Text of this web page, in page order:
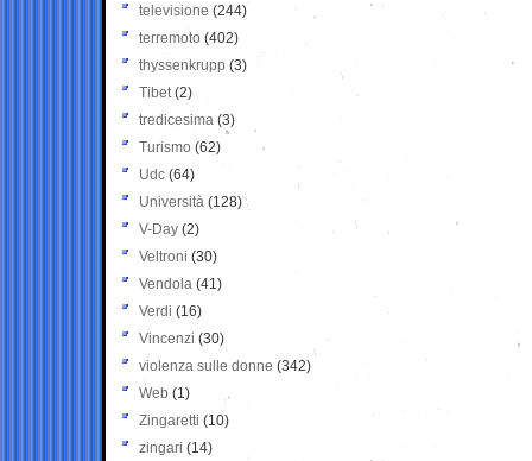
televisione(244)
terremoto (402)
thyssenkrupp (3)
Tibet(2)
tredicesima (3)
Turismo (62)
Udc (64)
Università (128)
V-Day (2)
Veltroni (30)
Vendola (41)
Verdi (16)
Vincenzi (30)
violenza sulle donne (342)
Web (1)
Zingaretti (10)
zingari (14)